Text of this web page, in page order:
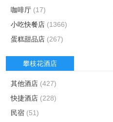
咖啡厅 (17)
小吃快餐店 (1366)
蛋糕甜品店 (267)
攀枝花酒店
其他酒店 (427)
快捷酒店 (228)
民宿 (51)